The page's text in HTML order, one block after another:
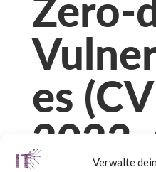
Verwalte
Zero-
es